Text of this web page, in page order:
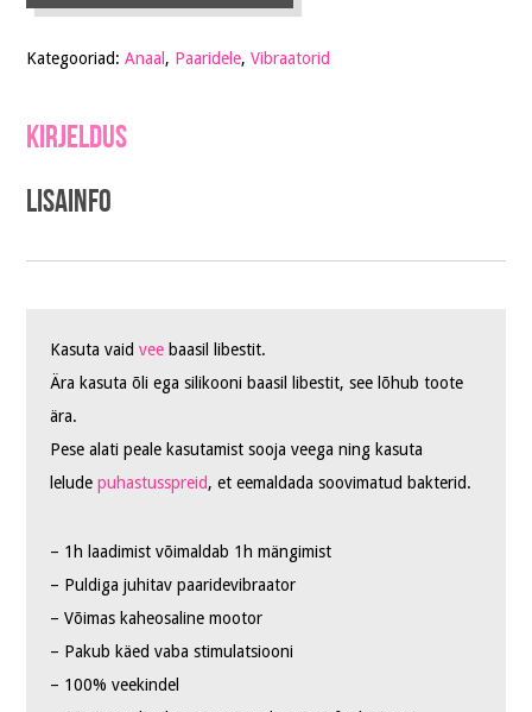
Kategooriad:Anaal , Paaridele,Vibraatorid
Kirjeldus
Lisainfo
Kasuta vaidvee baasil libestit.
Ära kasuta õli ega silikooni baasil libestit, see lõhub toote
ära.
Pese alati peale kasutamist sooja veega ning kasuta
leludepuhastusspreid, et eemaldada soovimatud bakterid.
– 1h laadimist võimaldab 1h mängimist
– Puldiga juhitav paaridevibraator
– Võimas kaheosaline mootor
– Pakub käed vaba stimulatsiooni
– 100% veekindel